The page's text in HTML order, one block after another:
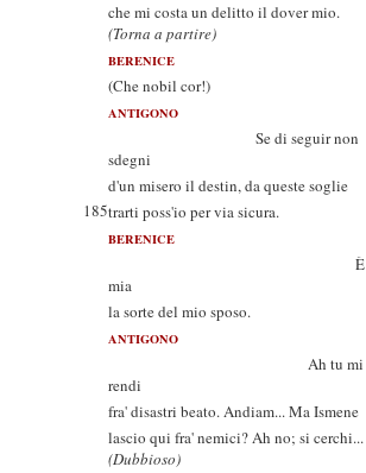
che mi costa un delitto il dover mio.
(Torna a partire)
BERENICE
(Che nobil cor!)
ANTIGONO
Se di seguir non
sdegni
d'un misero il destin, da queste soglie
185trarti poss'io per via sicura.
BERENICE
È
mia
la sorte del mio sposo.
ANTIGONO
Ah tu mi
rendi
fra' disastri beato. Andiam... Ma Ismene
lascio qui fra' nemici? Ah no; si cerchi...
(Dubbioso)